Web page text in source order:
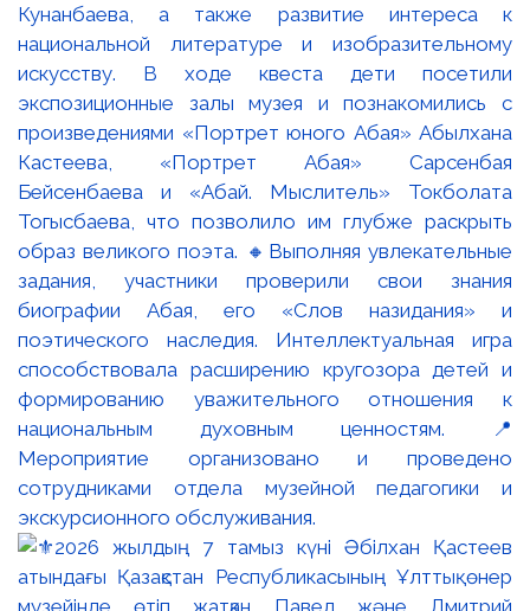
Кунанбаева, а также развитие интереса к
национальной литературе и изобразительному
искусству. В ходе квеста дети посетили
экспозиционные залы музея и познакомились с
произведениями «Портрет юного Абая» Абылхана
Кастеева, «Портрет Абая» Сарсенбая
Бейсенбаева и «Абай. Мыслитель» Токболата
Тогысбаева, что позволило им глубже раскрыть
образ великого поэта. 🔸Выполняя увлекательные
задания, участники проверили свои знания
биографии Абая, его «Слов назидания» и
поэтического наследия. Интеллектуальная игра
способствовала расширению кругозора детей и
формированию уважительного отношения к
национальным духовным ценностям. 📍
Мероприятие организовано и проведено
сотрудниками отдела музейной педагогики и
экскурсионного обслуживания.